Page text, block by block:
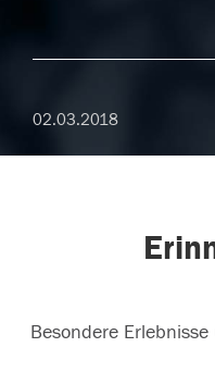
02.03.2018
Besondere